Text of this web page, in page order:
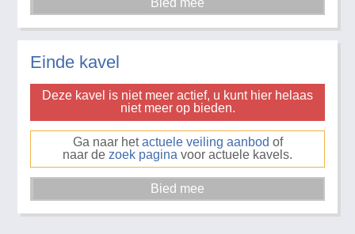
Einde kavel
Deze kavel is niet meer actief, u kunt hier helaas
niet meer op bieden.
Ga naar hetactuele veiling aanbod of
naar de zoek pagina voor actuele kavels.